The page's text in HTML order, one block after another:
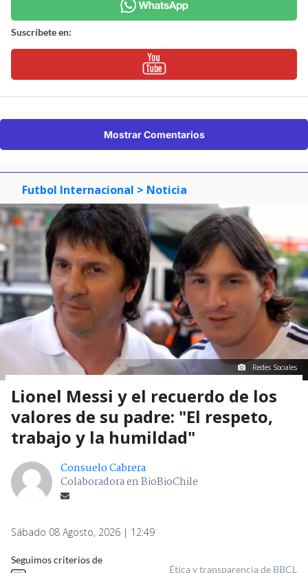
Suscríbete en:
Mostrar Comentarios
Futbol Internacional > Noticia
Redes Sociales
Lionel Messi y el recuerdo de los
valores de su padre: "El respeto,
trabajo y la humildad"
Consuelo Cabrera
Colaboradora en BioBioChile
Sábado 08 Agosto, 2026 | 12:49
Seguimos criterios de
Ética y transparencia de BBCL